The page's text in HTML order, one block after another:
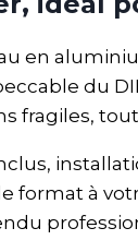
en
du
fragiles,
format à